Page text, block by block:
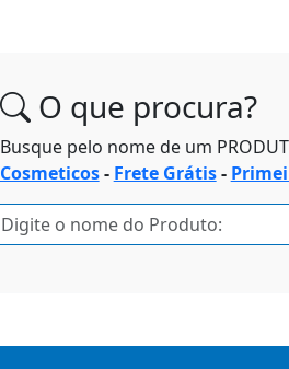
O que procura?
Busque pelo nome de um
Cosmeticos- Frete Grátis-